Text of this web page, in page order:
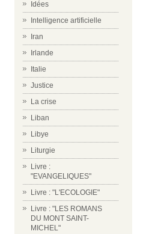
Idées
Intelligence artificielle
Iran
Irlande
Italie
Justice
La crise
Liban
Libye
Liturgie
Livre :
"EVANGELIQUES"
Livre : "L'ECOLOGIE"
Livre : "LES ROMANS
DU MONT SAINT-
MICHEL"